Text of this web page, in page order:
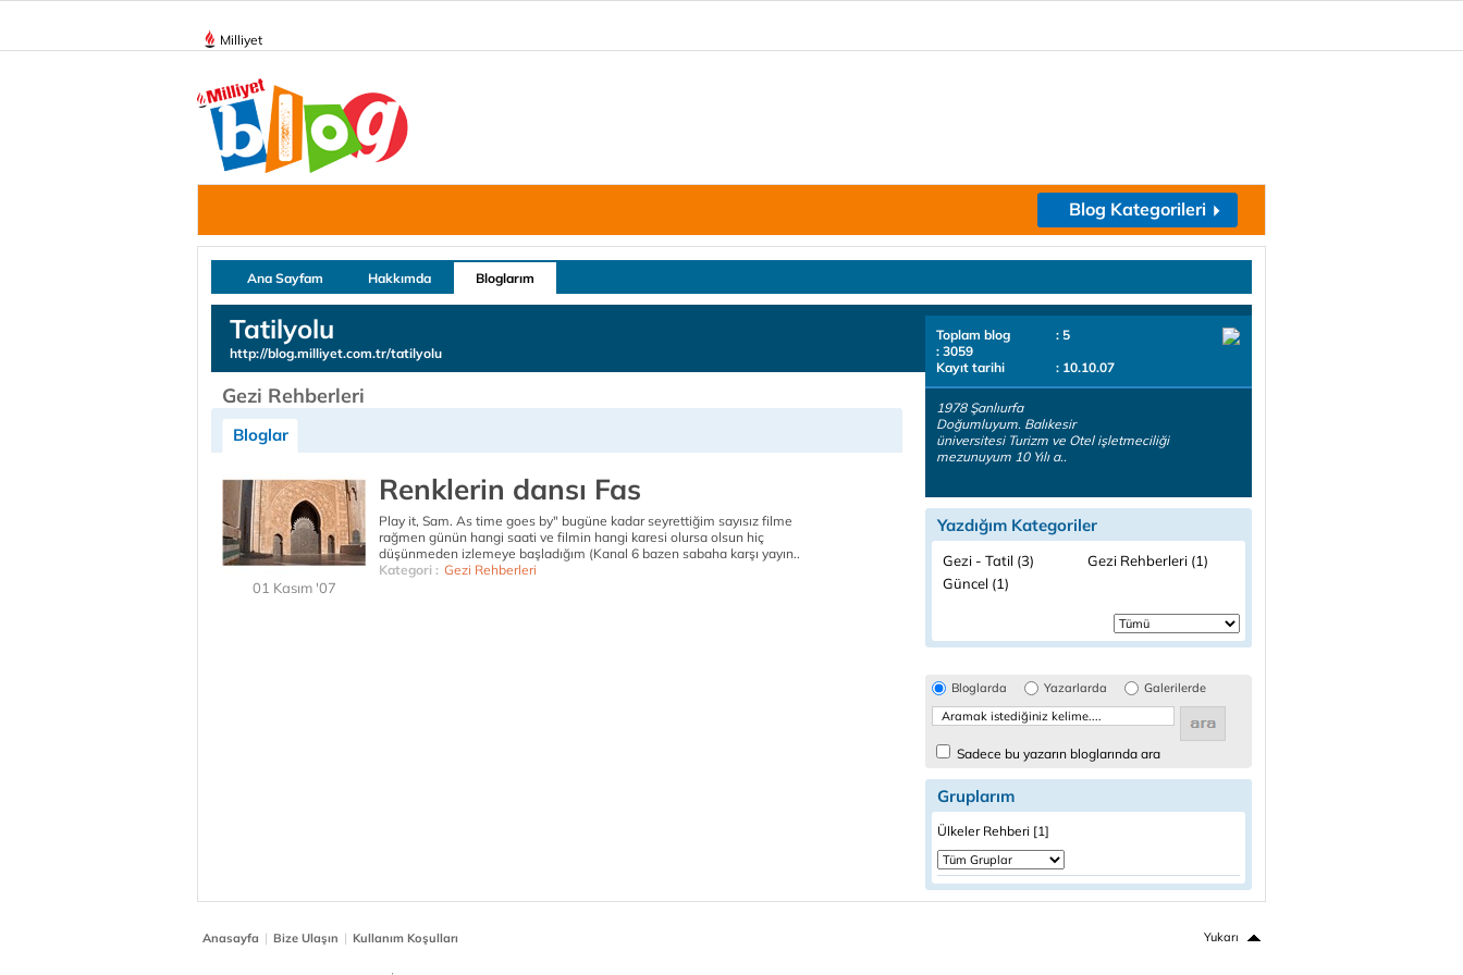
Milliyet
Blog Kategorileri
Ana Sayfam Hakkımda Bloglarım
Tatilyolu
http://blog.milliyet.com.tr/tatilyolu
Gezi Rehberleri
Bloglar
01 Kasım '07
Renklerin dansı Fas
Play it, Sam. As time goes by" bugüne kadar seyrettiğim sayısız filme
rağmen günün hangi saati ve filmin hangi karesi olursa olsun hiç
düşünmeden izlemeye başladığım (Kanal 6 bazen sabaha karşı yayın..
Kategori : Gezi Rehberleri
Toplam blog
: 5
: 3059
Kayıt tarihi
: 10.10.07
1978 Şanlıurfa
Doğumluyum. Balıkesir
üniversitesi Turizm ve Otel işletmeciliği
mezunuyum 10 Yılı a..
Yazdığım Kategoriler
Gezi - Tatil (3)
Gezi Rehberleri (1)
Güncel (1)
Bloglarda Yazarlarda Galerilerde
Sadece bu yazarın bloglarında ara
Gruplarım
Ülkeler Rehberi [1]
Anasayfa | Bize Ulaşın | Kullanım Koşulları Yukarı